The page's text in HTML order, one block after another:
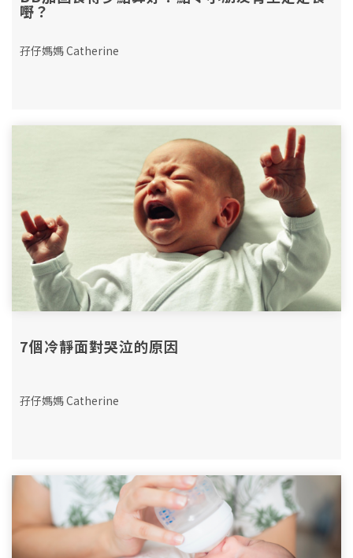
嘢？
孖仔媽媽 Catherine
7個冷靜面對哭泣的原因
孖仔媽媽 Catherine